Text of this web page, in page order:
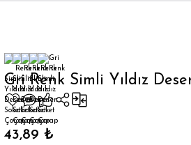
Gri Renk Simli Yıldız
43,89 ₺